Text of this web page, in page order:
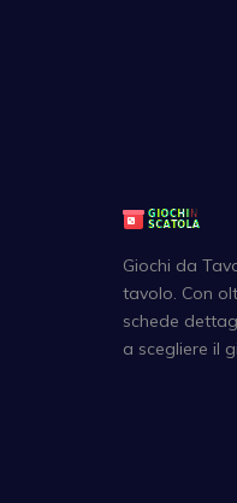
Giochi da
tavolo. Con
schede
a scegliere il